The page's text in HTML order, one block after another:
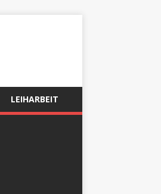
LEIHARBEIT